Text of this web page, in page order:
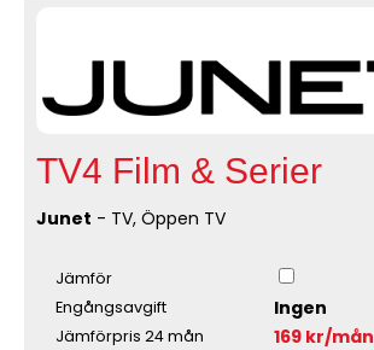
TV4 Film & Serier
Junet - TV, Öppen TV
Jämför
Engångsavgift
Ingen
Jämförpris 24 mån 169 kr/mån